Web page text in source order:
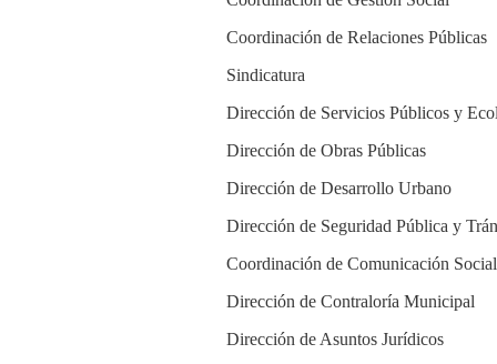
Coordinación de Relaciones Públicas
Sindicatura
Dirección de Servicios Públicos y
Dirección de Obras Públicas
Dirección de Desarrollo Urbano
Dirección de Seguridad Pública y
Coordinación de Comunicación Social
Dirección de Contraloría Municipal
Dirección de Asuntos Jurídicos